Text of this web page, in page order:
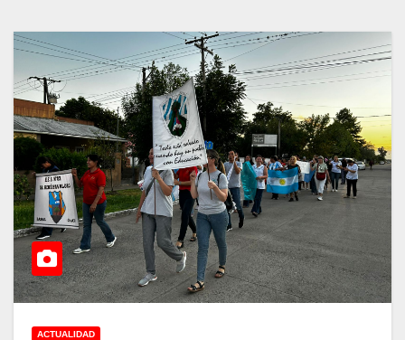
ACTUALIDAD